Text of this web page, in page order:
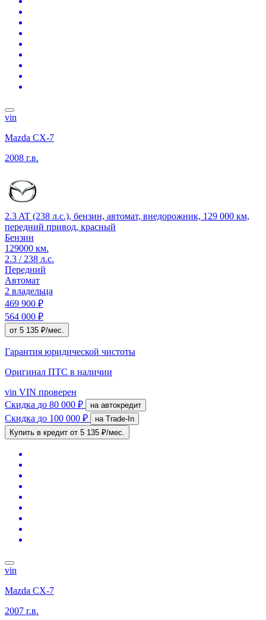
vin
Mazda CX-7
2008 г.в.
2.3 AT (238 л.с.), бензин, автомат, внедорожник, 129 000 км,
передний привод, красный
Бензин
129000 км.
2.3 / 238 л.с.
Передний
Автомат
2 владельца
469 900 ₽
564 000 ₽
от 5 135 ₽/мес.
Гарантия юридической чистоты
Оригинал ПТС в наличии
vin VIN проверен
Скидка до 80 000 ₽ на автокредит
Скидка до 100 000 ₽
на Trade-In
Купить в кредит от 5 135 ₽/мес.
vin
Mazda CX-7
2007 г.в.